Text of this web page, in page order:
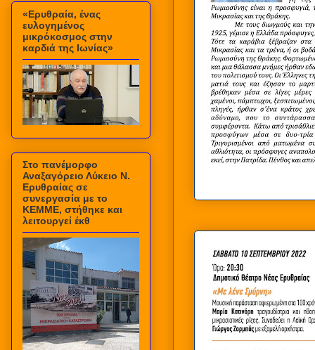
«Ερυθραία, ένας
ευλογημένος
μικρόκοσμος στην
καρδιά της Ιωνίας»
Στο πανέμορφο
Αναξαγόρειο Λύκειο Ν.
Ερυθραίας σε
συνεργασία με το
ΚΕΜΜΕ, στήθηκε και
λειτουργεί έκθ